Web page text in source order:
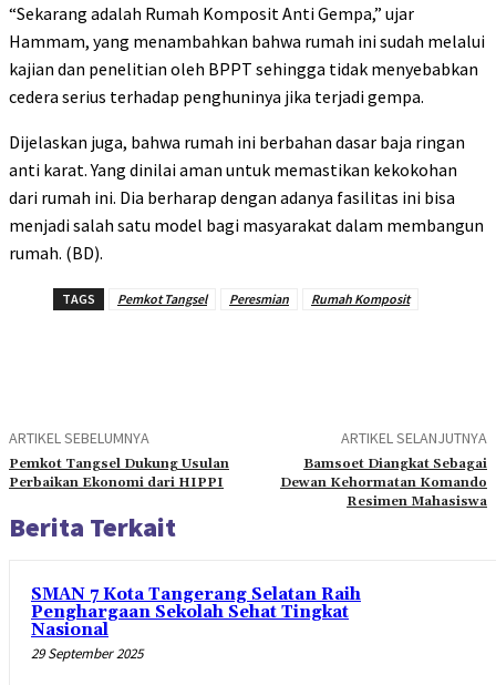
“Sekarang adalah Rumah Komposit Anti Gempa,” ujar
Hammam, yang menambahkan bahwa rumah ini sudah melalui
kajian dan penelitian oleh BPPT sehingga tidak menyebabkan
cedera serius terhadap penghuninya jika terjadi gempa.
Dijelaskan juga, bahwa rumah ini berbahan dasar baja ringan
anti karat. Yang dinilai aman untuk memastikan kekokohan
dari rumah ini. Dia berharap dengan adanya fasilitas ini bisa
menjadi salah satu model bagi masyarakat dalam membangun
rumah. (BD).
TAGS Pemkot Tangsel Peresmian Rumah Komposit
ARTIKEL SEBELUMNYA
Pemkot Tangsel Dukung Usulan
Perbaikan Ekonomi dari HIPPI
ARTIKEL SELANJUTNYA
Bamsoet Diangkat Sebagai
Dewan Kehormatan Komando
Resimen Mahasiswa
Berita Terkait
SMAN 7 Kota Tangerang Selatan Raih
Penghargaan Sekolah Sehat Tingkat
Nasional
29 September 2025